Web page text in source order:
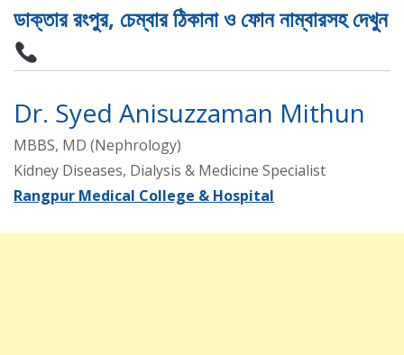
ডাক্তার রংপুর, চেম্বার ঠিকানা ও ফোন নাম্বারসহ দেখুন
Dr. Syed Anisuzzaman Mithun
MBBS, MD (Nephrology)
Kidney Diseases, Dialysis & Medicine Specialist
Rangpur Medical College & Hospital